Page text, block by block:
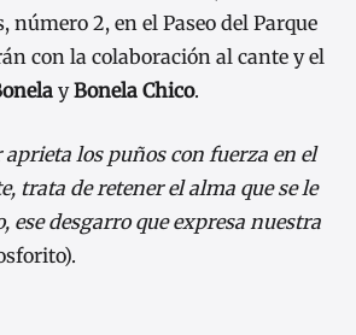
número 2, en el Paseo del Parque
con la colaboración al cante y el
yBonela Chico.
aprieta los puños con fuerza en el
trata de retener el alma que se le
ese desgarro que expresa nuestra